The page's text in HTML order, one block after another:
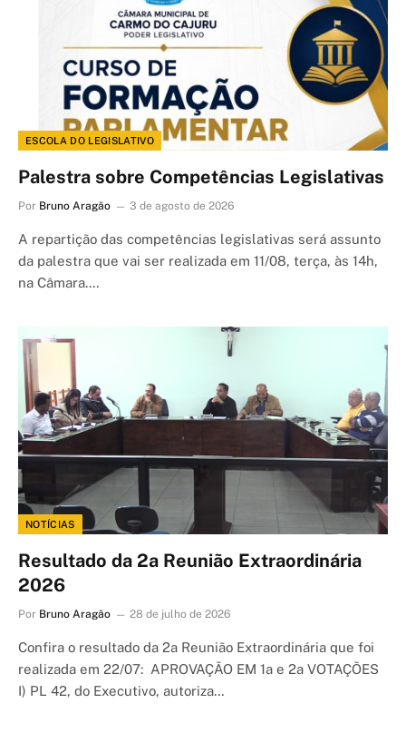
ESCOLA DO LEGISLATIVO
Palestra sobre Competências Legislativas
Por Bruno Aragão 3 de agosto de 2026
A repartição das competências legislativas será assunto
da palestra que vai ser realizada em 11/08, terça, às 14h,
na Câmara.…
NOTÍCIAS
Resultado da 2a Reunião Extraordinária
2026
Por Bruno Aragão 28 de julho de 2026
Confira o resultado da 2a Reunião Extraordinária que foi
realizada em 22/07: APROVAÇÃO EM 1a e 2a VOTAÇÕES
I) PL 42, do Executivo, autoriza…